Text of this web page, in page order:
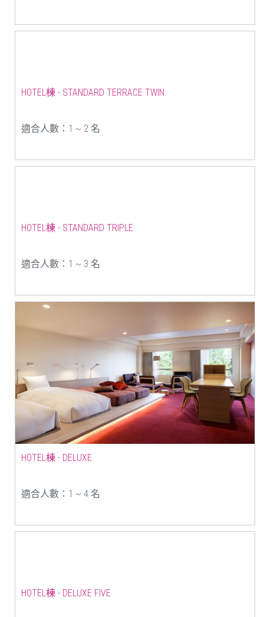
HOTEL棟 - STANDARD TERRACE TWIN
適合人數：1 ~ 2 名
HOTEL棟 - STANDARD TRIPLE
適合人數：1 ~ 3 名
HOTEL棟 - DELUXE
適合人數：1 ~ 4 名
HOTEL棟 - DELUXE FIVE